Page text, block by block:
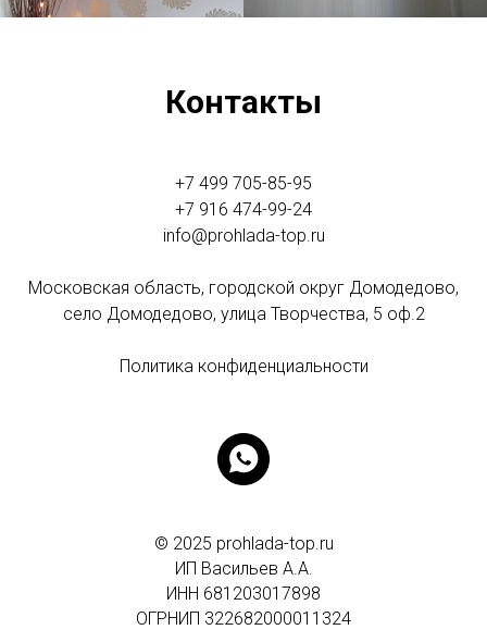
Контакты
+7 499 705-85-95
+7 916 474-99-24
info@prohlada-top.ru
Московская область, городской округ Домодедово,
село Домодедово, улица Творчества, 5 оф.2
Политика конфиденциальности
© 2025 prohlada-top.ru
ИП Васильев А.А.
ИНН 681203017898
ОГРНИП 322682000011324